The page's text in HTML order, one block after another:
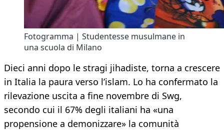
Fotogramma | Studentesse musulmane in
una scuola di Milano
Dieci anni dopo le stragi jihadiste, torna a crescere
in Italia la paura verso l’islam. Lo ha confermato la
rilevazione uscita a fine novembre di Swg,
secondo cui il 67% degli italiani ha «una
propensione a demonizzare» la comunità